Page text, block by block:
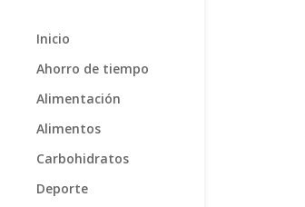
Inicio
Ahorro de tiempo
Alimentación
Alimentos
Carbohidratos
Deporte